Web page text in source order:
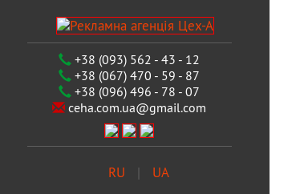
+38 (093) 562 - 43 - 12
+38 (067) 470 - 59 - 87
+38 (096) 496 - 78 - 07
ceha.com.ua@gmail.com
RU UA